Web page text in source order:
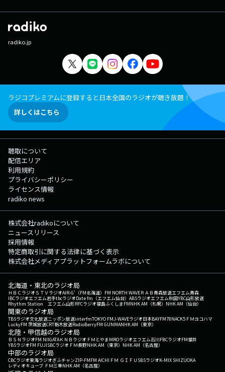
radiko.jp
ラジコプレミアムに登録すると日本全国のラジオが聴き放題！
詳しくはこちら
聴取について
配信エリア
利用規約
プライバシーポリシー
ライセンス情報
radiko news
株式会社radikoについて
ニュースリリース
採用情報
特定商取引に関する法律に基づく表示
株式会社メディアプラットフォームラボについて
北海道・東北のラジオ局
ＨＢＣラジオＳＴＶラジオAIR-G'（FM北海道） FM NORTH WAVEＲＡＢ青森放送エフエム青森
IBCラジオエフエム岩手tbcラジオDate fm（エフエム仙台） ABSラジオエフエム秋田YBC山形放送
Rhythm Station エフエム山形RFCラジオ福島ふくしまFMNHK AM（札幌） NHK AM（仙台）
関東のラジオ局
TBSラジオ文化放送ニッポン放送interfmTOKYO FMJ-WAVEラジオ日本BAYFM78NACK5 ＦＭヨコハマ
LuckyFM 茨城放送CRT栃木放送RadioBerryFM GUNMANHK AM（東京）
北陸・甲信越のラジオ局
ＢＳＮラジオFM NIIGATAＫＮＢラジオ ＦＭとやまMROラジオエフエム石川FBCラジオFM福井
YBSラジオFM FUJISBCラジオ ＦＭ長野NHK AM（東京） NHK AM（名古屋）
中部のラジオ局
CBCラジオ東海ラジオぎふチャンZIP-FMFM AICHI ＦＭ ＧＩＦＵ SBSラジオK-MIX SHIZUOKA
レディオキューブ ＦＭ三重NHK AM（名古屋）